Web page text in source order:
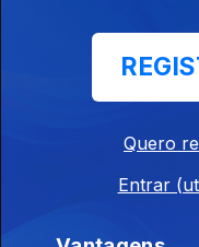
Francisca
sustentabilidade
Francisca
Quero
Entrar